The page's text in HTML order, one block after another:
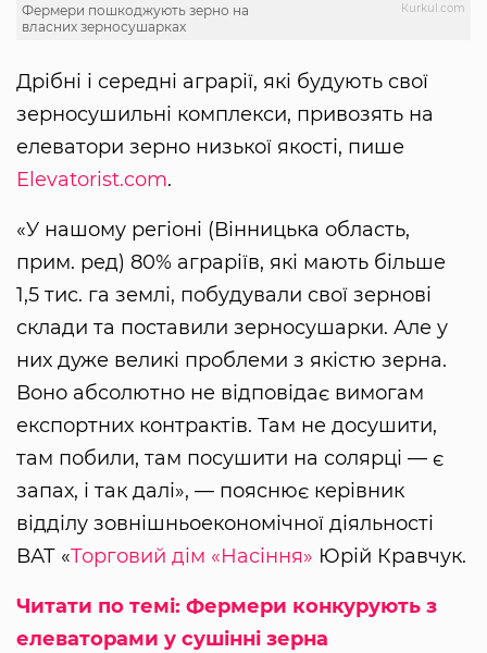
Кurkul.com
Фермери пошкоджують зерно на
власних зерносушарках
Дрібні і середні аграрії, які будують свої
зерносушильні комплекси, привозять на
елеватори зерно низької якості, пише
Elevatorist.com.
«У нашому регіоні (Вінницька область,
прим. ред) 80% аграріїв, які мають більше
1,5 тис. га землі, побудували свої зернові
склади та поставили зерносушарки. Але у
них дуже великі проблеми з якістю зерна.
Воно абсолютно не відповідає вимогам
експортних контрактів. Там не досушити,
там побили, там посушити на солярці — є
запах, і так далі», — пояснює керівник
відділу зовнішньоекономічної діяльності
ВАТ «Торговий дім «Насіння» Юрій Кравчук.
Читати по темі: Фермери конкурують з
елеваторами у сушінні зерна